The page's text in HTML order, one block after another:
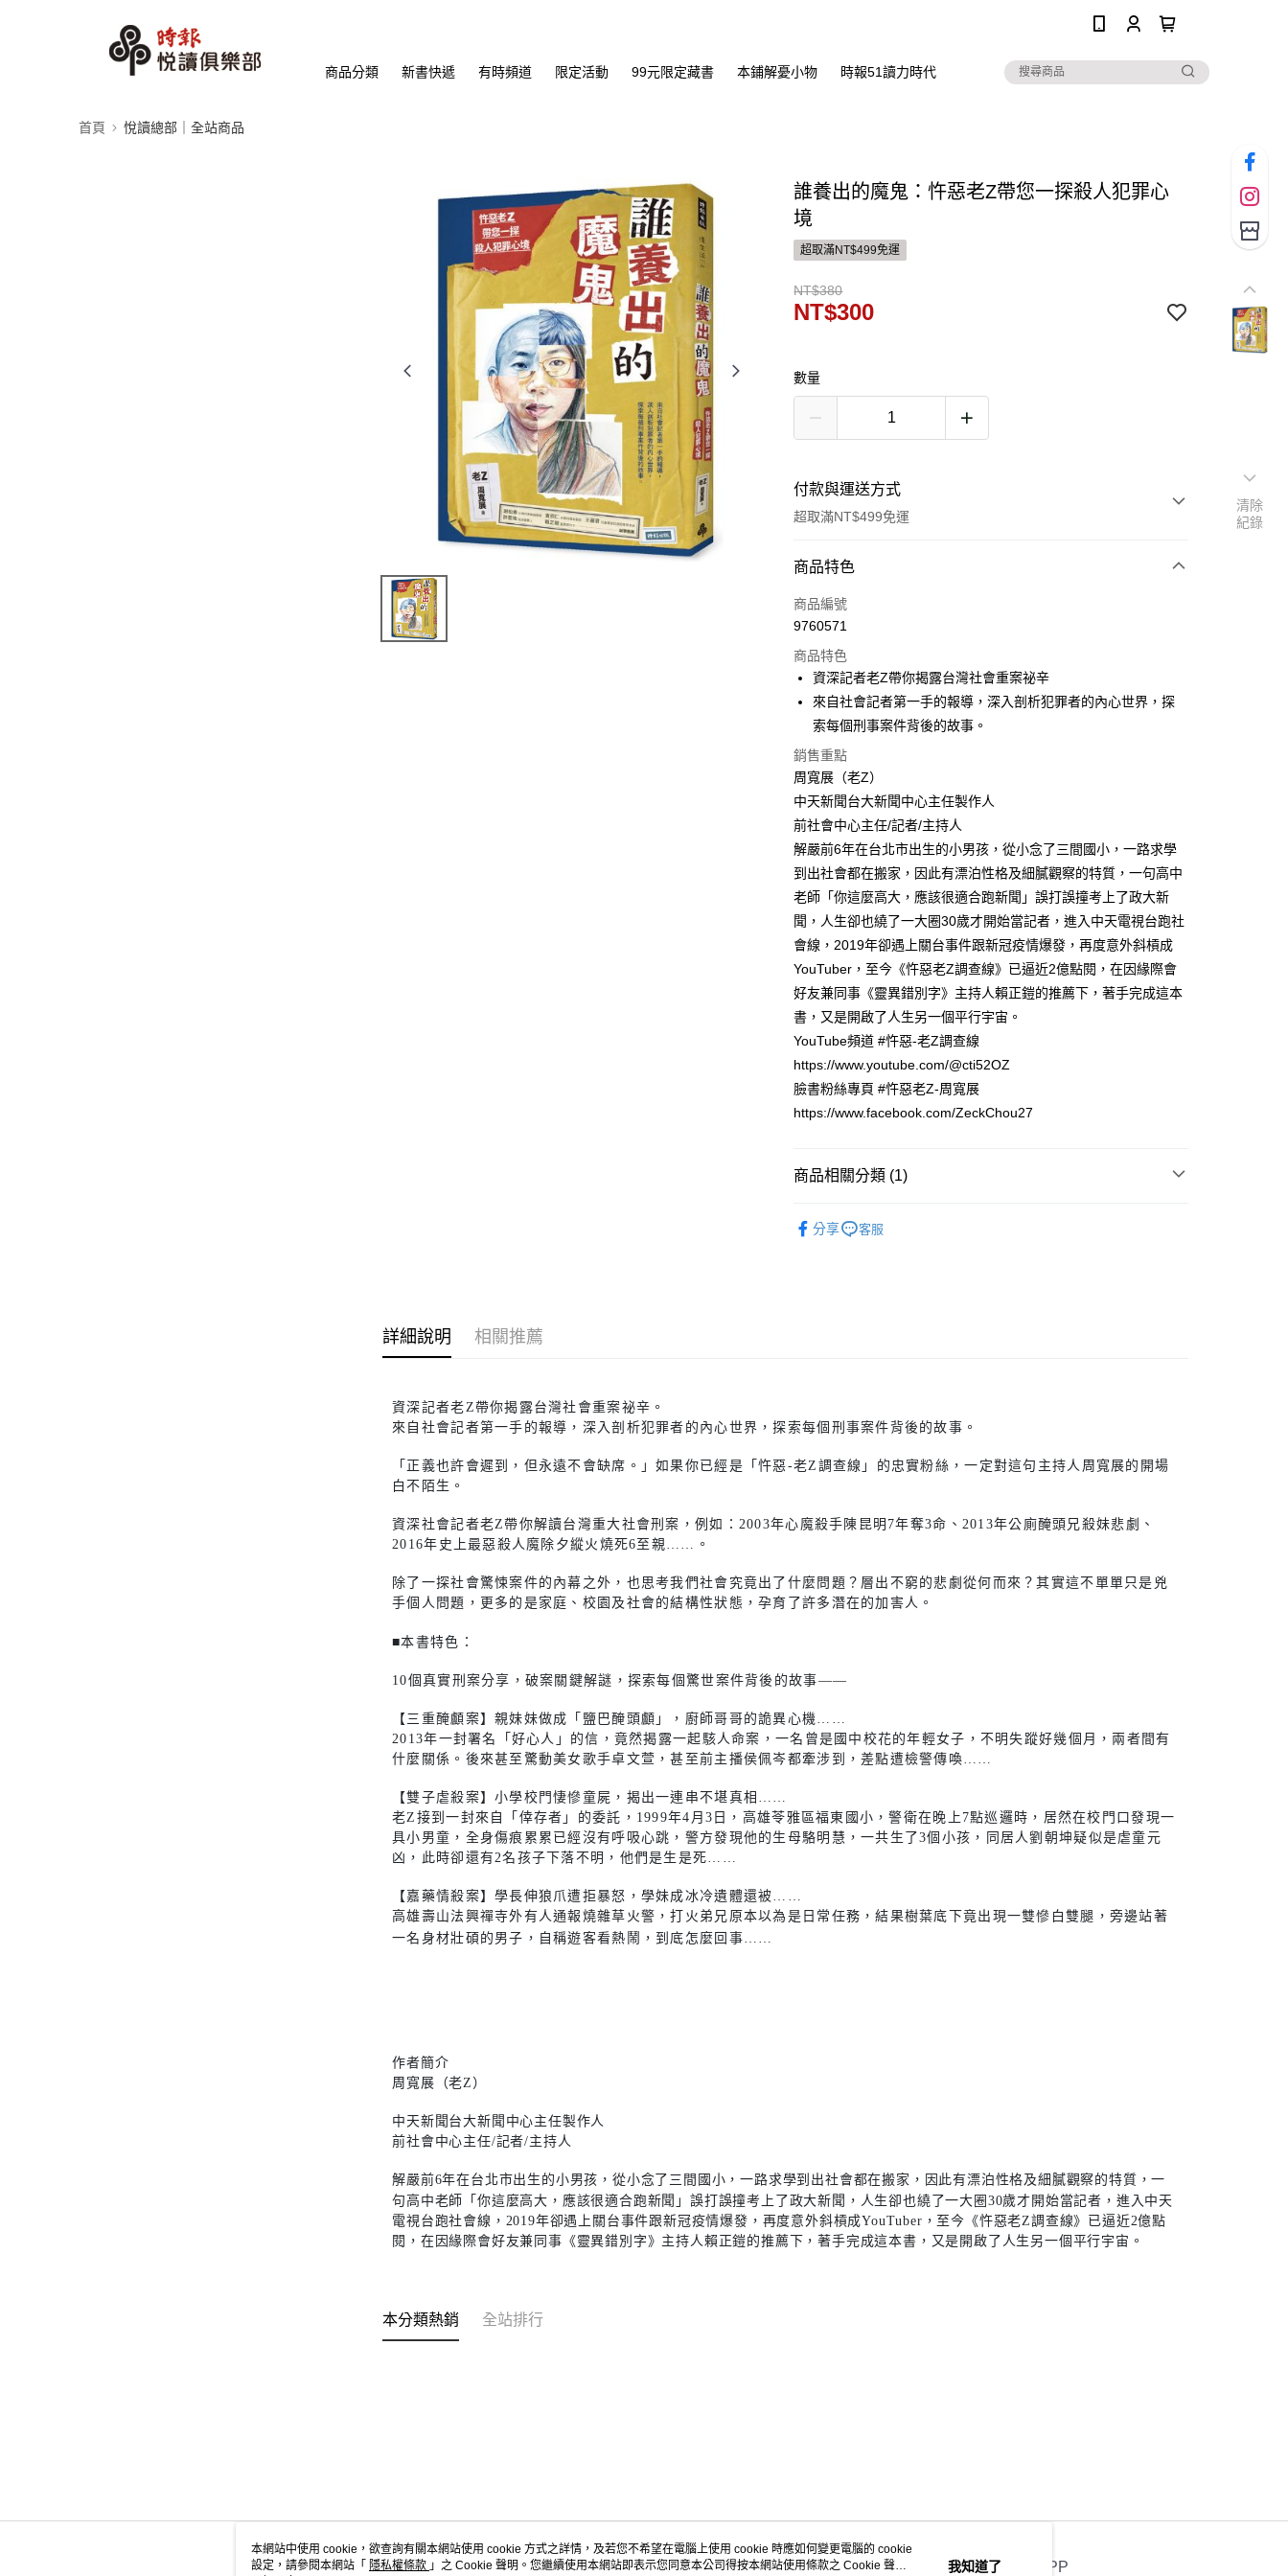
商品分類 新書快遞 有時頻道 限定活動 99元限定藏書 本鋪解憂小物 時報51讀力時代
首頁 悅讀總部｜全站商品
誰養出的魔鬼：忤惡老Z帶您一探殺人犯罪心
境
超取滿NT$499免運
NT$380
NT$300
數量
付款與運送方式
超取滿NT$499免運
付款方式
信用卡一次付款
運送方式
付款後全家取貨
每筆NT$60，滿NT$499(含以上)免運費
付款後7-11取貨
每筆NT$60，滿NT$499(含以上)免運費
宅配
每筆NT$100，滿NT$499(含以上)免運費
商品特色
商品編號
9760571
商品特色
資深記者老Z帶你揭露台灣社會重案祕辛
來自社會記者第一手的報導，深入剖析犯罪者的內心世界，探
索每個刑事案件背後的故事。
銷售重點
周寬展（老Z）
中天新聞台大新聞中心主任製作人
前社會中心主任/記者/主持人
解嚴前6年在台北市出生的小男孩，從小念了三間國小，一路求學
到出社會都在搬家，因此有漂泊性格及細膩觀察的特質，一句高中
老師「你這麼高大，應該很適合跑新聞」誤打誤撞考上了政大新
聞，人生卻也繞了一大圈30歲才開始當記者，進入中天電視台跑社
會線，2019年卻遇上關台事件跟新冠疫情爆發，再度意外斜槓成
YouTuber，至今《忤惡老Z調查線》已逼近2億點閱，在因緣際會
好友兼同事《靈異錯別字》主持人賴正鎧的推薦下，著手完成這本
書，又是開啟了人生另一個平行宇宙。
YouTube頻道 #忤惡-老Z調查線
https://www.youtube.com/@cti52OZ
臉書粉絲專頁 #忤惡老Z-周寬展
https://www.facebook.com/ZeckChou27
商品相關分類 (1)
分享
客服
詳細說明 相關推薦
資深記者老Z帶你揭露台灣社會重案祕辛。
來自社會記者第一手的報導，深入剖析犯罪者的內心世界，探索每個刑事案件背後的故事。
「正義也許會遲到，但永遠不會缺席。」如果你已經是「忤惡-老Z調查線」的忠實粉絲，一定對這句主持人周寬展的開場
白不陌生。
資深社會記者老Z帶你解讀台灣重大社會刑案，例如：2003年心魔殺手陳昆明7年奪3命、2013年公廁醃頭兄殺妹悲劇、
2016年史上最惡殺人魔除夕縱火燒死6至親……。
除了一探社會驚悚案件的內幕之外，也思考我們社會究竟出了什麼問題？層出不窮的悲劇從何而來？其實這不單單只是兇
手個人問題，更多的是家庭、校園及社會的結構性狀態，孕育了許多潛在的加害人。
■本書特色：
10個真實刑案分享，破案關鍵解謎，探索每個驚世案件背後的故事——
【三重醃顱案】親妹妹做成「鹽巴醃頭顱」，廚師哥哥的詭異心機……
2013年一封署名「好心人」的信，竟然揭露一起駭人命案，一名曾是國中校花的年輕女子，不明失蹤好幾個月，兩者間有
什麼關係。後來甚至驚動美女歌手卓文萱，甚至前主播侯佩岑都牽涉到，差點遭檢警傳喚……
【雙子虐殺案】小學校門悽慘童屍，揭出一連串不堪真相……
老Z接到一封來自「倖存者」的委託，1999年4月3日，高雄苓雅區福東國小，警衛在晚上7點巡邏時，居然在校門口發現一
具小男童，全身傷痕累累已經沒有呼吸心跳，警方發現他的生母駱明慧，一共生了3個小孩，同居人劉朝坤疑似是虐童元
凶，此時卻還有2名孩子下落不明，他們是生是死……
【嘉藥情殺案】學長伸狼爪遭拒暴怒，學妹成冰冷遺體還被……
高雄壽山法興禪寺外有人通報燒雜草火警，打火弟兄原本以為是日常任務，結果樹葉底下竟出現一雙慘白雙腿，旁邊站著
一名身材壯碩的男子，自稱遊客看熱鬧，到底怎麼回事……
作者簡介
周寬展（老Z）
中天新聞台大新聞中心主任製作人
前社會中心主任/記者/主持人
解嚴前6年在台北市出生的小男孩，從小念了三間國小，一路求學到出社會都在搬家，因此有漂泊性格及細膩觀察的特質，一
句高中老師「你這麼高大，應該很適合跑新聞」誤打誤撞考上了政大新聞，人生卻也繞了一大圈30歲才開始當記者，進入中天
電視台跑社會線，2019年卻遇上關台事件跟新冠疫情爆發，再度意外斜槓成YouTuber，至今《忤惡老Z調查線》已逼近2億點
閱，在因緣際會好友兼同事《靈異錯別字》主持人賴正鎧的推薦下，著手完成這本書，又是開啟了人生另一個平行宇宙。
本分類熱銷 全站排行
關於我們 客服資訊 官方APP
清除
紀錄
本網站中使用 cookie，欲查詢有關本網站使用 cookie 方式之詳情，及若您不希望在電腦上使用 cookie 時應如何變更電腦的 cookie
設定，請參閱本網站「 隱私權條款 」之 Cookie 聲明。您繼續使用本網站即表示您同意本公司得按本網站使用條款之 Cookie 聲明
我知道了